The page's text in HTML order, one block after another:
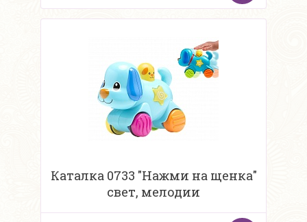
Каталка 0733 "Нажми на щенка"
свет, мелодии